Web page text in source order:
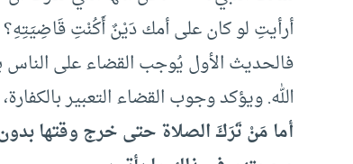
أرأيتِ لو كان على أمك دَيْنٌ أَكُنْتِ قَاضِيَتِهِ؟
فالحديث الأول يُوجب القضاء على
الله. ويؤكد وجوب القضاء التعبير
أما مَنْ تَرَكَ الصلاة حتى خرج وقتها